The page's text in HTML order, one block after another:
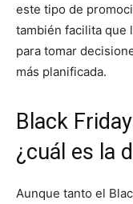
este tipo de
también facilita que
para tomar
más planificada.
Black
¿cuál es la
Aunque tanto el